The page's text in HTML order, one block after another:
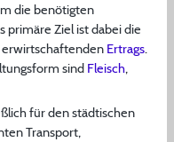
die benötigten
primäre Ziel ist dabei die
Ertrags.
sind Fleisch,
für den städtischen
Transport,